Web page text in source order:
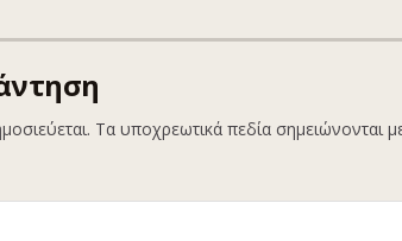
Τα υποχρεωτικά πεδία σημειώνονται